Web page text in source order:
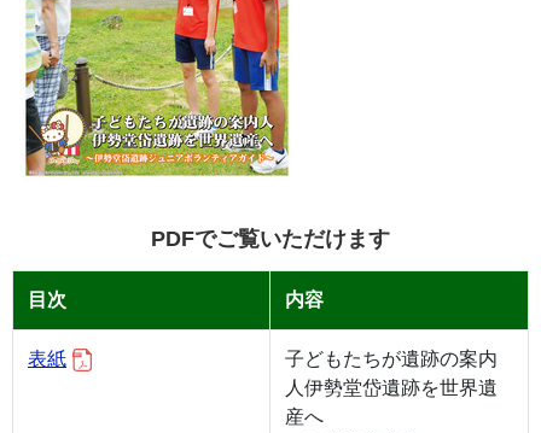
PDFでご覧いただけます
目次 内容
表紙
子どもたちが遺跡の案内
人伊勢堂岱遺跡を世界遺
産へ